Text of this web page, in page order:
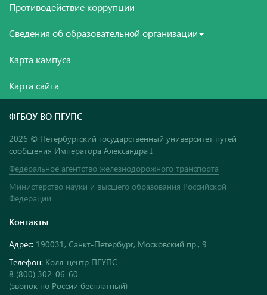
Противодействие коррупции
Сведения об образовательной организации
Карта кампуса
Карта сайта
ФГБОУ ВО ПГУПС
2026 © Петербургский государственный университет путей
сообщения Императора Александра I
Федеральное агентство железнодорожного транспорта
Министерство науки и высшего образования Российской
Федерации
Контакты
Адрес: 190031, Санкт-Петербург, Московский пр., 9
Телефон: Колл-центр ПГУПС
8 (800) 302-06-60
(звонок по России бесплатный)